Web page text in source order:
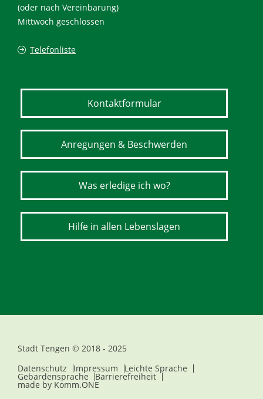
(oder nach Vereinbarung)
Mittwoch geschlossen
Telefonliste
Kontaktformular
Anregungen & Beschwerden
Was erledige ich wo?
Hilfe in allen Lebenslagen
Stadt Tengen © 2018 - 2025
Datenschutz
Impressum Leichte Sprache
Gebärdensprache Barrierefreiheit
made by Komm.ONE